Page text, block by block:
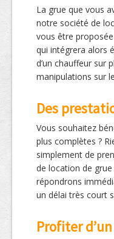
La grue que vous
notre société de
vous être
qui intégrera alors
d’un chauffeur sur
manipulations sur
Des
Vous souhaitez
plus complètes ?
simplement de
de location de
répondrons
un délai très court
Profiter